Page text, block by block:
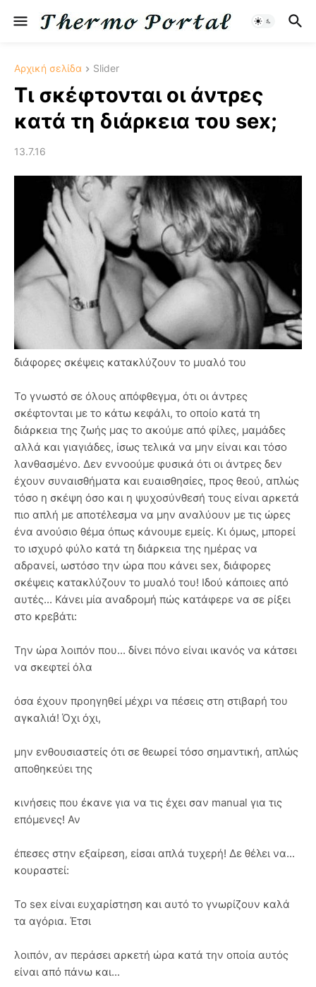
Αρχική σελίδα Slider
Τι σκέφτονται οι άντρες
κατά τη διάρκεια του sex;
13.7.16
διάφορες σκέψεις κατακλύζουν το μυαλό του
Το γνωστό σε όλους απόφθεγμα, ότι οι άντρες
σκέφτονται με το κάτω κεφάλι, το οποίο κατά τη
διάρκεια της ζωής μας το ακούμε από φίλες, μαμάδες
αλλά και γιαγιάδες, ίσως τελικά να μην είναι και τόσο
λανθασμένο. Δεν εννοούμε φυσικά ότι οι άντρες δεν
έχουν συναισθήματα και ευαισθησίες, προς θεού, απλώς
τόσο η σκέψη όσο και η ψυχοσύνθεσή τους είναι αρκετά
πιο απλή με αποτέλεσμα να μην αναλύουν με τις ώρες
ένα ανούσιο θέμα όπως κάνουμε εμείς. Κι όμως, μπορεί
το ισχυρό φύλο κατά τη διάρκεια της ημέρας να
αδρανεί, ωστόσο την ώρα που κάνει sex, διάφορες
σκέψεις κατακλύζουν το μυαλό του! Ιδού κάποιες από
αυτές... Κάνει μία αναδρομή πώς κατάφερε να σε ρίξει
στο κρεβάτι:
Την ώρα λοιπόν που... δίνει πόνο είναι ικανός να κάτσει
να σκεφτεί όλα
όσα έχουν προηγηθεί μέχρι να πέσεις στη στιβαρή του
αγκαλιά! Όχι όχι,
μην ενθουσιαστείς ότι σε θεωρεί τόσο σημαντική, απλώς
αποθηκεύει της
κινήσεις που έκανε για να τις έχει σαν manual για τις
επόμενες! Αν
έπεσες στην εξαίρεση, είσαι απλά τυχερή! Δε θέλει να...
κουραστεί:
Το sex είναι ευχαρίστηση και αυτό το γνωρίζουν καλά
τα αγόρια. Έτσι
λοιπόν, αν περάσει αρκετή ώρα κατά την οποία αυτός
είναι από πάνω και...